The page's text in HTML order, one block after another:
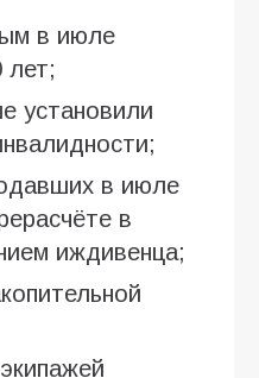
в июле
лет;
установили
в июле
в
иждивенца;